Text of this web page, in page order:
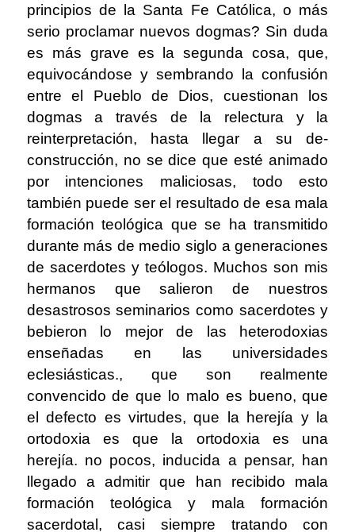
principios de la Santa Fe Católica, o más
serio proclamar nuevos dogmas? Sin duda
es más grave es la segunda cosa, que,
equivocándose y sembrando la confusión
entre el Pueblo de Dios, cuestionan los
dogmas a través de la relectura y la
reinterpretación, hasta llegar a su de-
construcción, no se dice que esté animado
por intenciones maliciosas, todo esto
también puede ser el resultado de esa mala
formación teológica que se ha transmitido
durante más de medio siglo a generaciones
de sacerdotes y teólogos. Muchos son mis
hermanos que salieron de nuestros
desastrosos seminarios como sacerdotes y
bebieron lo mejor de las heterodoxias
enseñadas en las universidades
eclesiásticas., que son realmente
convencido de que lo malo es bueno, que
el defecto es virtudes, que la herejía y la
ortodoxia es que la ortodoxia es una
herejía. no pocos, inducida a pensar, han
llegado a admitir que han recibido mala
formación teológica y mala formación
sacerdotal, casi siempre tratando con